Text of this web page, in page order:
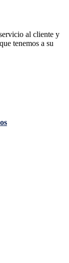
al cliente y
tenemos a su